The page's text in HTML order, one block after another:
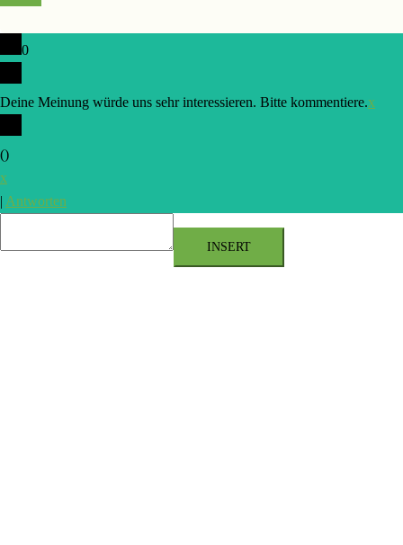
0
Deine Meinung würde uns sehr interessieren. Bitte kommentiere.x
()
x
| Antworten
INSERT